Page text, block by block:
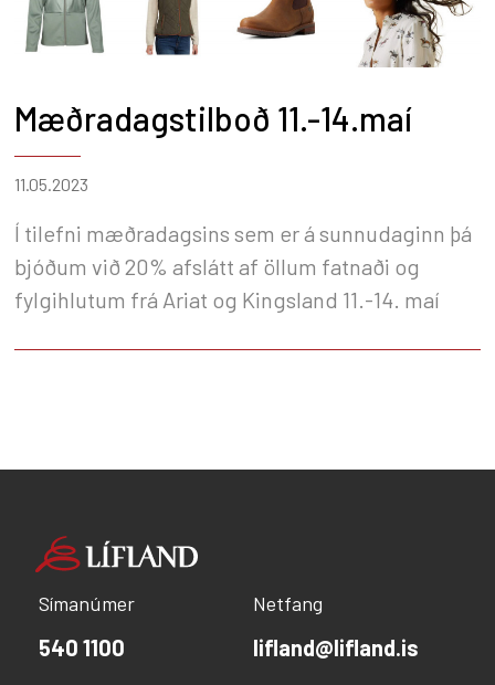
Mæðradagstilboð 11.-14.maí
11.05.2023
Í tilefni mæðradagsins sem er á sunnudaginn þá
bjóðum við 20% afslátt af öllum fatnaði og
fylgihlutum frá Ariat og Kingsland 11.-14. maí
Símanúmer
540 1100
Netfang
lifland@lifland.is